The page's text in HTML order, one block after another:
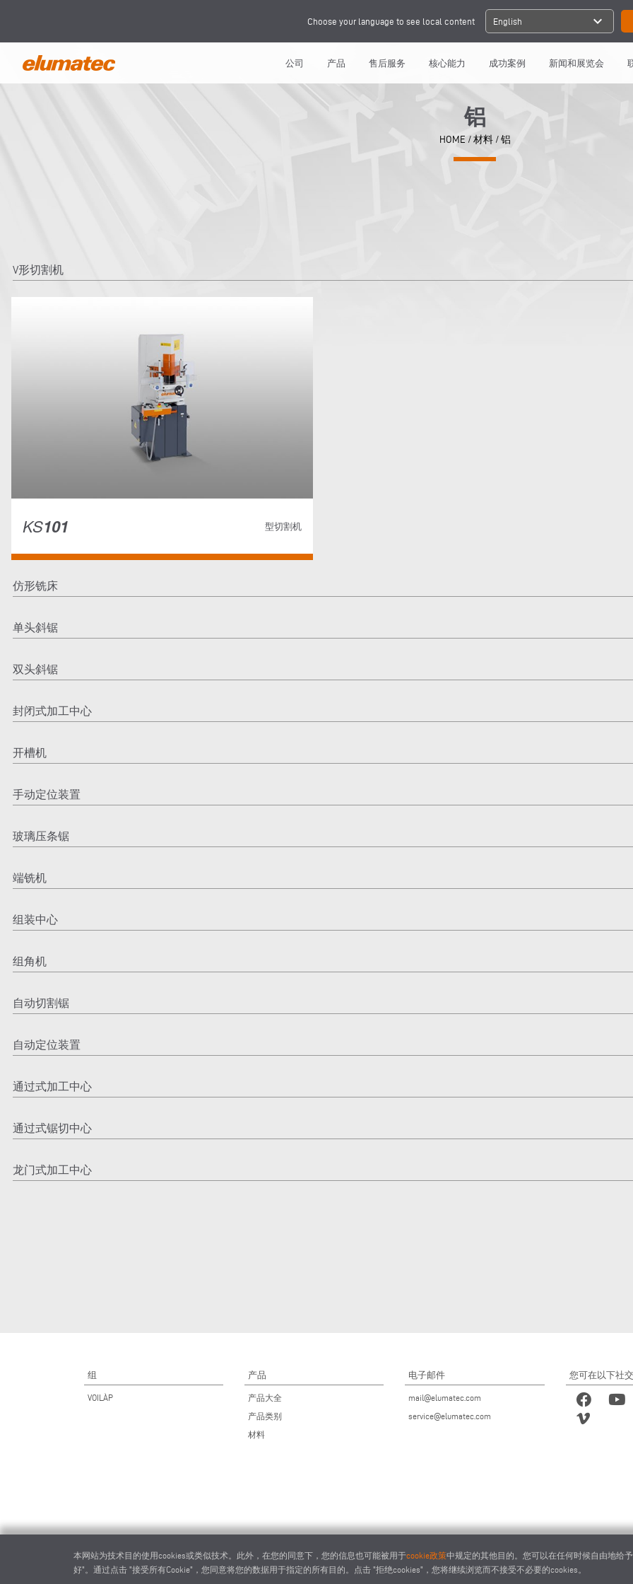
Choose your language to see local content English expand_more
公司 产品 售后服务 核心能力 成功案例 新闻和展览会
铝
HOME / 材料/ 铝
V形切割机
KS101 型切割机
仿形铣床
单头斜锯
双头斜锯
封闭式加工中心
开槽机
手动定位装置
玻璃压条锯
端铣机
组装中心
组角机
自动切割锯
自动定位装置
通过式加工中心
通过式锯切中心
龙门式加工中心
组
VOILÀP
产品
产品大全
产品类别
材料
电子邮件
mail@elumatec.com
service@elumatec.com
您可在以下社
本网站为技术目的使用cookies或类似技术。此外，在您的同意下，您的信息也可能被用于cookie政策中规定的其他目的。您可以在任何时候自由地给
好"。通过点击 "接受所有Cookie"，您同意将您的数据用于指定的所有目的。点击 "拒绝cookies"，您将继续浏览而不接受不必要的cookies。